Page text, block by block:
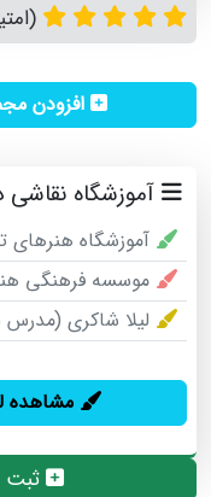
(امتیاز 4.7 |
افزودن
آموزشگاه نقاشی
آموزشگاه
موسسه فرهنگی
لیلا شاکری
مشاهده
ثبت